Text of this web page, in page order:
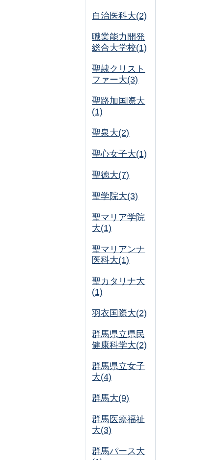
自治医科大(2)
職業能力開発
総合大学校(1)
聖隷クリスト
ファー大(3)
聖路加国際大
(1)
聖泉大(2)
聖心女子大(1)
聖徳大(7)
聖学院大(3)
聖マリア学院
大(1)
聖マリアンナ
医科大(1)
聖カタリナ大
(1)
羽衣国際大(2)
群馬県立県民
健康科学大(2)
群馬県立女子
大(4)
群馬大(9)
群馬医療福祉
大(3)
群馬パース大